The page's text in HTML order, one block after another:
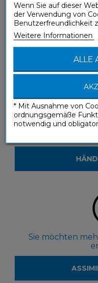
Sie haben eine
Sie möchten
Sie möchten
Wenn Sie auf dieser
der Verwendung von
Benutzerfreundlichkeit
Weitere Informationen
ALLE
* Mit Ausnahme von
ordnungsgemäße
notwendig und